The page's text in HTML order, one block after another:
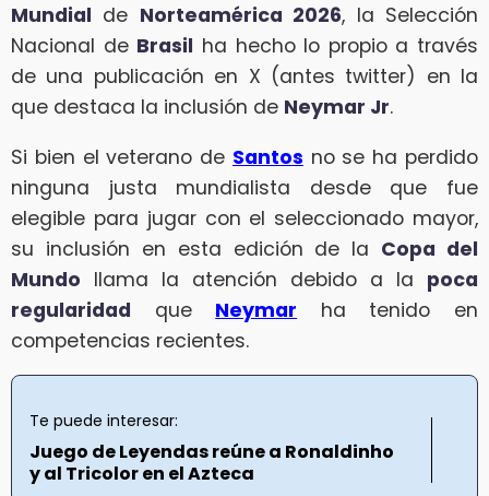
Mundial de Norteamérica 2026, la Selección
Nacional de Brasil ha hecho lo propio a través
de una publicación en X (antes twitter) en la
que destaca la inclusión de Neymar Jr.
Si bien el veterano de Santos no se ha perdido
ninguna justa mundialista desde que fue
elegible para jugar con el seleccionado mayor,
su inclusión en esta edición de la Copa del
Mundo llama la atención debido a la poca
regularidad que Neymar ha tenido en
competencias recientes.
Te puede interesar:
Juego de Leyendas reúne a Ronaldinho
y al Tricolor en el Azteca